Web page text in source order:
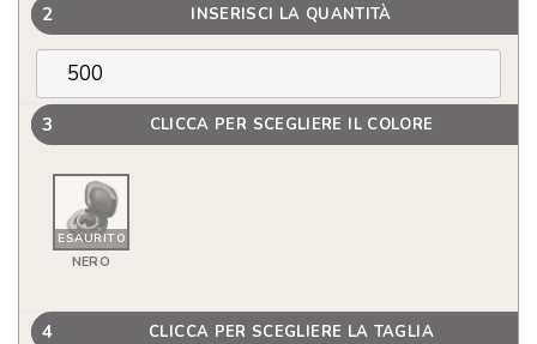
2 INSERISCI LA QUANTITÀ
3 CLICCA PER SCEGLIERE IL COLORE
ESAURITO
NERO
4 CLICCA PER SCEGLIERE LA TAGLIA